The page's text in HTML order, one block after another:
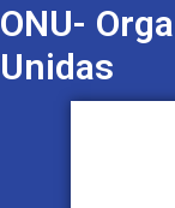
ONU-
Unidas